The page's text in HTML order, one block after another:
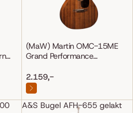
(MaW) Martin OMC-15ME
Grand Performance
2.159,-
A&S Bugel AFH-655 gelakt